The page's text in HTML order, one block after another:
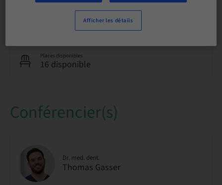
Places disponibles
16 disponible
Conférencier(s)
Dr. med. dent.
Thomas Gasser
Afficher les détails